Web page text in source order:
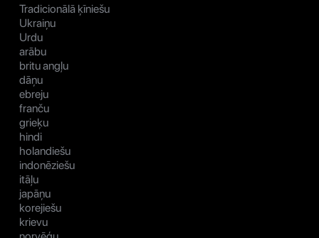
Tradicionālā ķīniešu
Ukraiņu
Urdu
arābu
britu angļu
dāņu
ebreju
franču
grieķu
hindi
holandiešu
indonēziešu
itāļu
japāņu
korejiešu
krievu